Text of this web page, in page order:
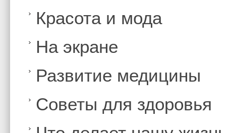
Красота и мода
На экране
Развитие медицины
Советы для здоровья